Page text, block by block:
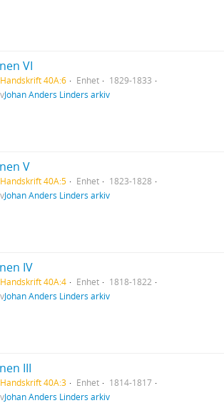
VI
Handskrift 40A:6 Enhet
1829-1833
Johan Anders Linders arkiv
V
Handskrift 40A:5 Enhet
1823-1828
Johan Anders Linders arkiv
IV
Handskrift 40A:4 Enhet
1818-1822
Johan Anders Linders arkiv
III
Handskrift 40A:3 Enhet
1814-1817
Johan Anders Linders arkiv